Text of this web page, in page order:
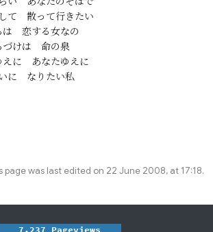
て　散って行きたい
　恋する女なの
づけは　命の泉
えに　あなたゆえに
きれいに　なりたい私
page was last edited on 22 June 2008, at 17:18.